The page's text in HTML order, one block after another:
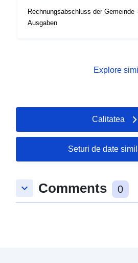
Rechnungsabschluss der Gemeinde
Ausgaben
Explore
Calitatea
Seturi de date
keyboard_arrow_down Comments 0